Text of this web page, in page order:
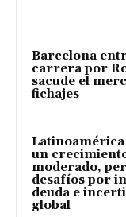
Barcelona
carrera por
sacude el
fichajes
un
moderado,
desafíos por
deuda e
global